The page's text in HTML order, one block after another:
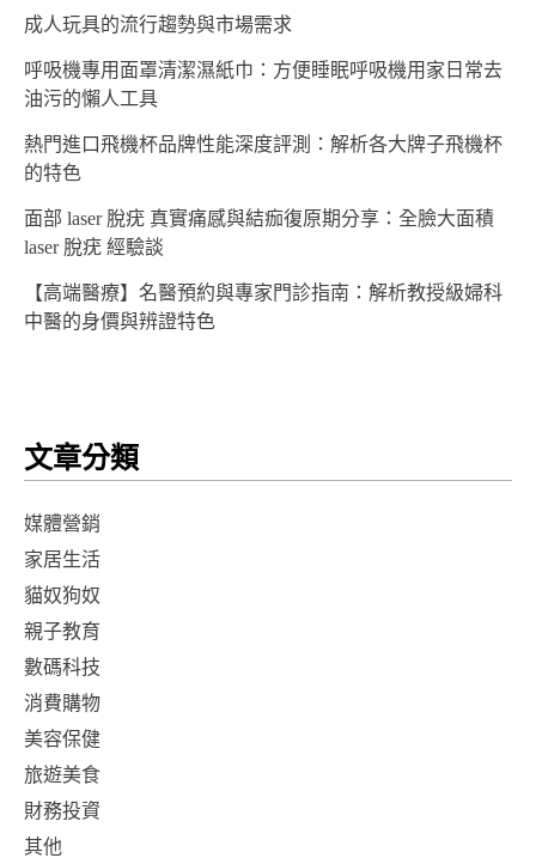
成人玩具的流行趨勢與市場需求
呼吸機專用面罩清潔濕紙巾：方便睡眠呼吸機用家日常去
油污的懶人工具
熱門進口飛機杯品牌性能深度評測：解析各大牌子飛機杯
的特色
面部 laser 脫疣 真實痛感與結痂復原期分享：全臉大面積
laser 脫疣 經驗談
【高端醫療】名醫預約與專家門診指南：解析教授級婦科
中醫的身價與辨證特色
文章分類
媒體營銷
家居生活
貓奴狗奴
親子教育
數碼科技
消費購物
美容保健
旅遊美食
財務投資
其他